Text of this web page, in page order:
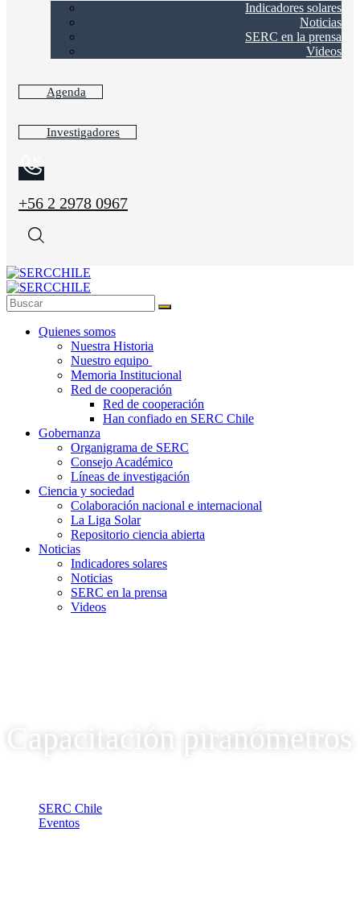
Indicadores solares
Noticias
SERC en la prensa
Videos
Agenda
Investigadores
+56 2 2978 0967
Quienes somos
Nuestra Historia
Nuestro equipo
Memoria Institucional
Red de cooperación
Red de cooperación
Han confiado en SERC Chile
Gobernanza
Organigrama de SERC
Consejo Académico
Líneas de investigación
Ciencia y sociedad
Colaboración nacional e internacional
La Liga Solar
Repositorio ciencia abierta
Noticias
Indicadores solares
Noticias
SERC en la prensa
Videos
Capacitación piranómetros
SERC Chile
Eventos